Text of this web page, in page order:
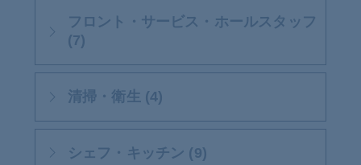
フロント・サービス・ホールスタッフ
(7)
清掃・衛生 (4)
シェフ・キッチン (9)